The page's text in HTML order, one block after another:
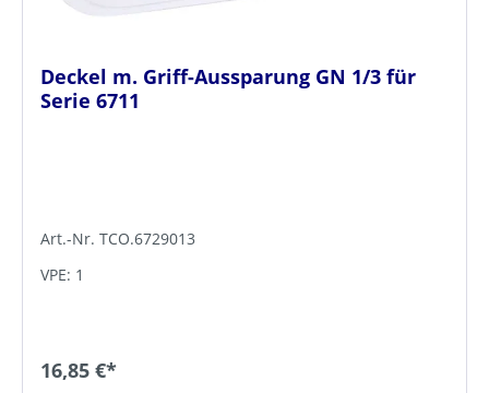
Deckel m. Griff-Aussparung GN 1/3 für
Serie 6711
Art.-Nr. TCO.6729013
VPE: 1
16,85 €*